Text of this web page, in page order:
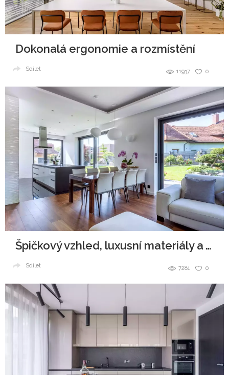
Dokonalá ergonomie a rozmístění
0
11937
Sdílet
Špičkový vzhled, luxusní materiály a všudypřítomná elegance.
0
7281
Sdílet